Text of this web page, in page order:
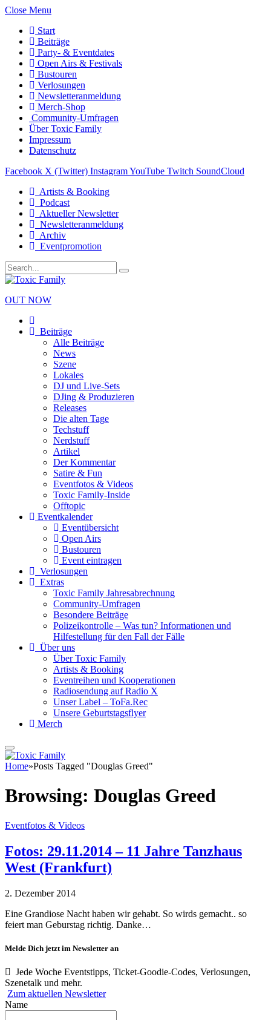
Close Menu
Start
Beiträge
Party- & Eventdates
Open Airs & Festivals
Bustouren
Verlosungen
Newsletteranmeldung
Merch-Shop
Community-Umfragen
Über Toxic Family
Impressum
Datenschutz
Facebook X (Twitter) InstagramYouTube Twitch SoundCloud
Artists & Booking
Podcast
Aktueller Newsletter
Newsletteranmeldung
Archiv
Eventpromotion
OUT NOW
Beiträge
Alle Beiträge
News
Szene
Lokales
DJ und Live-Sets
DJing & Produzieren
Releases
Die alten Tage
Techstuff
Nerdstuff
Artikel
Der Kommentar
Satire & Fun
Eventfotos & Videos
Toxic Family-Inside
Offtopic
Eventkalender
Eventübersicht
Open Airs
Bustouren
Event eintragen
Verlosungen
Extras
Toxic Family Jahresabrechnung
Community-Umfragen
Besondere Beiträge
Polizeikontrolle – Was tun? Informationen und
Hilfestellung für den Fall der Fälle
Über uns
Über Toxic Family
Artists & Booking
Eventreihen und Kooperationen
Radiosendung auf Radio X
Unser Label – ToFa.Rec
Unsere Geburtstagsflyer
Merch
Home»Posts Tagged "Douglas Greed"
Browsing: Douglas Greed
Eventfotos & Videos
Fotos: 29.11.2014 – 11 Jahre Tanzhaus
West (Frankfurt)
2. Dezember 2014
Eine Grandiose Nacht haben wir gehabt. So wirds gemacht.. so
feiert man Geburstag richtig. Danke…
Melde Dich jetzt im Newsletter an
Jede Woche Eventstipps, Ticket-Goodie-Codes, Verlosungen,
Szenetalk und mehr.
Zum aktuellen Newsletter
Name